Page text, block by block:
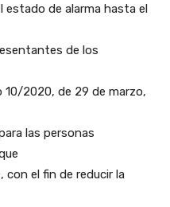
estado de alarma hasta el
de los
10/2020, de 29 de marzo,
las personas
con el fin de reducir la